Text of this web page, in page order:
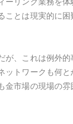
ーリング業務を
ことは現実的に
が、これは例外
トワークも何
市場の現場の